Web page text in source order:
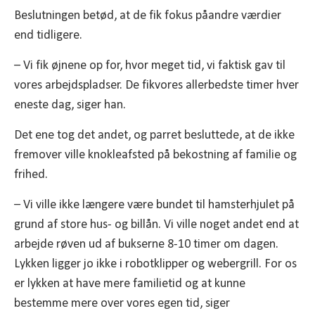
Beslutningen betød, at de fik fokus påandre værdier
end tidligere.
– Vi fik øjnene op for, hvor meget tid, vi faktisk gav til
vores arbejdspladser. De fikvores allerbedste timer hver
eneste dag, siger han.
Det ene tog det andet, og parret besluttede, at de ikke
fremover ville knokleafsted på bekostning af familie og
frihed.
– Vi ville ikke længere være bundet til hamsterhjulet på
grund af store hus- og billån. Vi ville noget andet end at
arbejde røven ud af bukserne 8-10 timer om dagen.
Lykken ligger jo ikke i robotklipper og webergrill. For os
er lykken at have mere familietid og at kunne
bestemme mere over vores egen tid, siger